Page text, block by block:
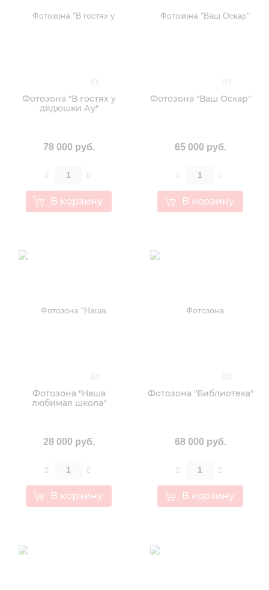
(0)
Фотозона "В гостях у
дядюшки Ау"
78 000 руб.
В корзину
(0)
Фотозона "Ваш Оскар"
65 000 руб.
В корзину
(0)
Фотозона "Наша
любимая школа"
28 000 руб.
В корзину
(0)
Фотозона "Библиотека"
68 000 руб.
В корзину